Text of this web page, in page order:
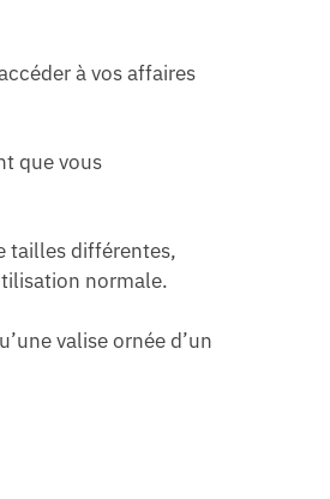
à vos affaires
que vous
tailles différentes,
normale.
valise ornée d’un